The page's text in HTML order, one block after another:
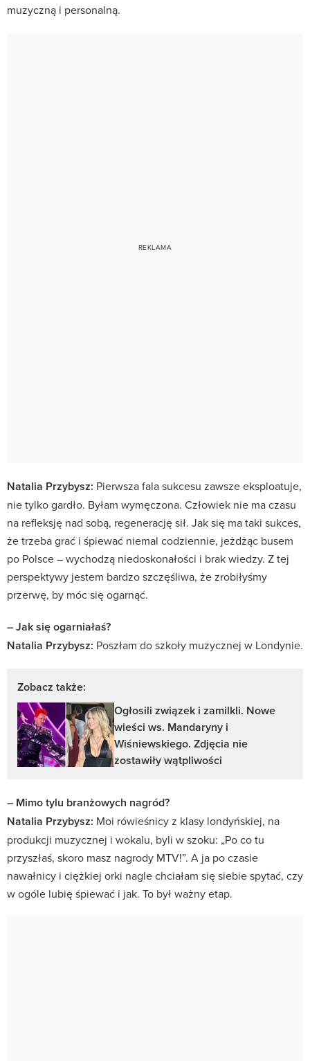
muzyczną i personalną.
Natalia Przybysz: Pierwsza fala sukcesu zawsze eksploatuje,
nie tylko gardło. Byłam wymęczona. Człowiek nie ma czasu
na refleksję nad sobą, regenerację sił. Jak się ma taki sukces,
że trzeba grać i śpiewać niemal codziennie, jeżdżąc busem
po Polsce – wychodzą niedoskonałości i brak wiedzy. Z tej
perspektywy jestem bardzo szczęśliwa, że zrobiłyśmy
przerwę, by móc się ogarnąć.
– Jak się ogarniałaś?
Natalia Przybysz: Poszłam do szkoły muzycznej w Londynie.
Zobacz także:
Ogłosili związek i zamilkli. Nowe
wieści ws. Mandaryny i
Wiśniewskiego. Zdjęcia nie
zostawiły wątpliwości
– Mimo tylu branżowych nagród?
Natalia Przybysz: Moi rówieśnicy z klasy londyńskiej, na
produkcji muzycznej i wokalu, byli w szoku: „Po co tu
przyszłaś, skoro masz nagrody MTV!”. A ja po czasie
nawałnicy i ciężkiej orki nagle chciałam się siebie spytać, czy
w ogóle lubię śpiewać i jak. To był ważny etap.